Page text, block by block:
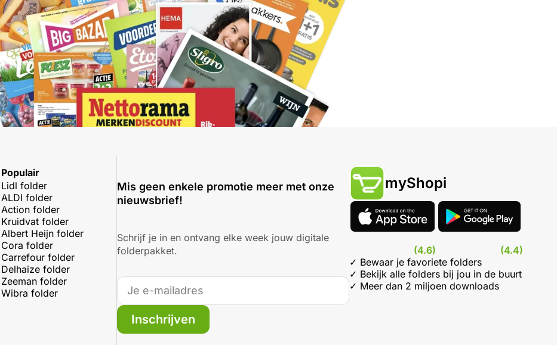
Populair
Lidl folder
ALDI folder
Action folder
Kruidvat folder
Albert Heijn folder
Cora folder
Carrefour folder
Delhaize folder
Zeeman folder
Wibra folder
Mis geen enkele promotie meer met onze
nieuwsbrief!
Schrijf je in en ontvang elke week jouw digitale
folderpakket.
Inschrijven
myShopi
(4.6)
(4.4)
✓ Bewaar je favoriete folders
✓ Bekijk alle folders bij jou in de buurt
✓ Meer dan 2 miljoen downloads